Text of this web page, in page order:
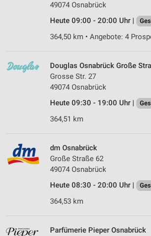
49074 Osnabrück
Heute 09:00 - 20:00 Uhr |
364,50 km • Angebote: 4
Douglas Osnabrück Große
Grosse Str. 27
49074 Osnabrück
Heute 09:30 - 19:00 Uhr |
364,51 km
dm Osnabrück
Große Straße 62
49074 Osnabrück
Heute 08:30 - 20:00 Uhr |
364,53 km
Parfümerie Pieper Osnabrück